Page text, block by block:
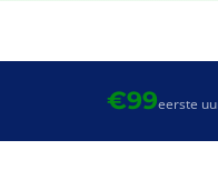
€99eerste